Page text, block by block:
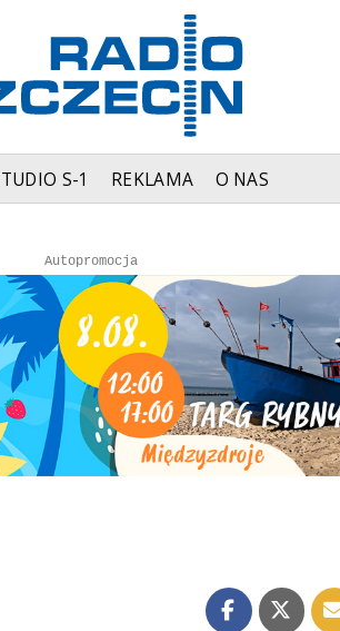
S-1 REKLAMA O NAS
Autopromocja
Autopromocja